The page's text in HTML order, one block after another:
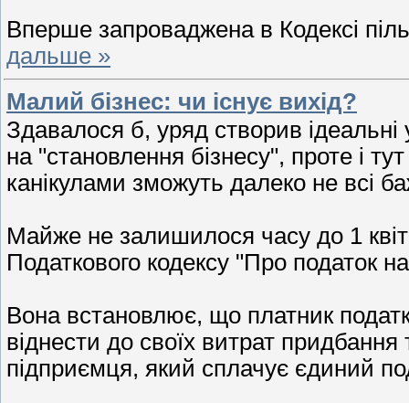
Вперше запроваджена в Кодексі
дальше »
Малий бізнес: чи існує вихід?
Здавалося б, уряд створив
на "становлення бізнесу", проте і
канікулами зможуть далеко не всі
Майже не залишилося часу до 1
Податкового кодексу "Про податок
Вона встановлює, що платник
віднести до своїх витрат придбання
підприємця, який сплачує єдиний